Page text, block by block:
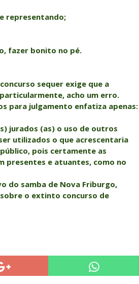
representando;
fazer bonito no pé.
sequer exige que a
acho um erro.
para julgamento enfatiza apenas:
jurados (as) o uso de outros
utilizados o que acrescentaria
pois certamente as
presentes e atuantes, como no
do samba de Nova Friburgo,
o extinto concurso de